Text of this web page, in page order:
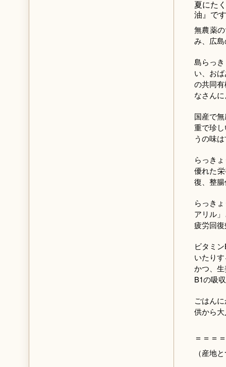
夏にた
油』で
無農薬
み、広
島らっ
い、お
の共同
なさん
国産で
重で珍
うの味
らっき
優れた
復、整
らっき
アリル
疲労回
ビタミ
いたり
かつ、
B1の吸
ごはん
供から
＝＝＝
（産地